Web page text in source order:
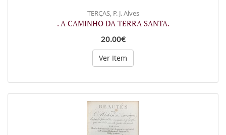
TERÇAS, P. J. Alves
. A CAMINHO DA TERRA SANTA.
20.00€
Ver Item